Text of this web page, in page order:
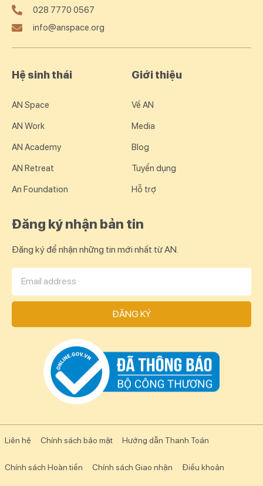
028 7770 0567
info@anspace.org
Hệ sinh thái
AN Space
AN Work
AN Academy
AN Retreat
An Foundation
Giới thiệu
Về AN
Media
Blog
Tuyển dụng
Hỗ trợ
Đăng ký nhận bản tin
Đăng ký để nhận những tin mới nhất từ AN.
ĐĂNG KÝ
Liên hệ Chính sách bảo mật Hướng dẫn Thanh Toán
Chính sách Hoàn tiền Chính sách Giao nhận Điều khoản